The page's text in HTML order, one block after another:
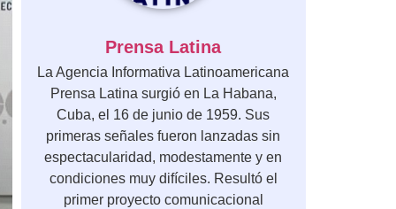
Prensa Latina
La Agencia Informativa Latinoamericana
Prensa Latina surgió en La Habana,
Cuba, el 16 de junio de 1959. Sus
primeras señales fueron lanzadas sin
espectacularidad, modestamente y en
condiciones muy difíciles. Resultó el
primer proyecto comunicacional